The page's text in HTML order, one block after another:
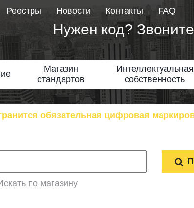
Реестры Новости Контакты FAQ
Нужен код?
Магазин
стандартов
Интеллектуальная
собственность
обязательная цифровая
по магазину